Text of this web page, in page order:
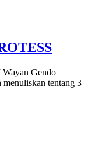
Gendo
menuliskan tentang 3